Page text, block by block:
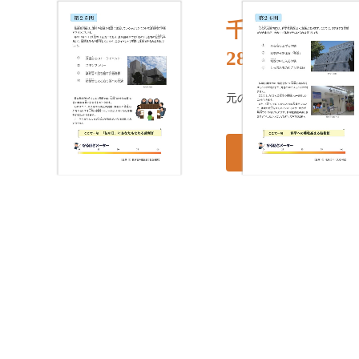
千代田区ふる
28/80
元のページ../index.html#28
このブックを見る